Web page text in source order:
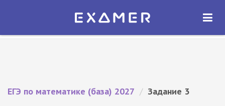
Экзамер — ЕГЭ 2027
ОТКРЫТЬ
ЕГЭ по математике (база) 2027 / Задание 3